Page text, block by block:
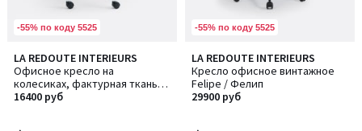
-55% по коду 5525
LA REDOUTE INTERIEURS
Офисное кресло на
колесиках, фактурная ткань,
BRITTY / БРИТТИ
16400 руб
3
/
5
-55% по коду 5525
LA REDOUTE INTERIEURS
Кресло офисное винтажное
Felipe / Фелип
29900 руб
4,4
/ 5